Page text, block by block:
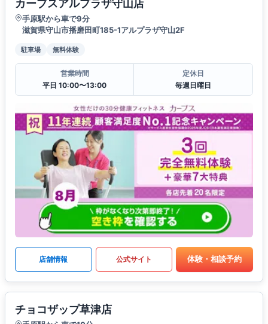
カーブスアルプラザ守山店
手原駅から車で9分
滋賀県守山市播磨田町185-1アルプラザ守山2F
駐車場 無料体験
営業時間
平日 10:00〜13:00
定休日
毎週日曜日
店舗情報 公式サイト 体験・相談予約
チョコザップ草津店